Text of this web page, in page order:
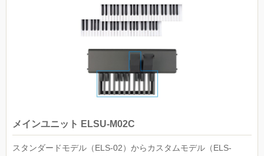
メインユニット ELSU-M02C
スタンダードモデル（ELS-02）からカスタムモデル（ELS-